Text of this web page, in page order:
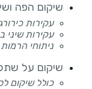
שיקום הפה
עקירות
עקירות שיני
ניתוחי
שיקום על
כולל שיקום